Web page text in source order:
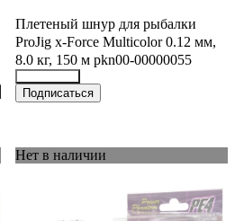
Плетеный шнур для рыбалки
ProJig x-Force Multicolor 0.12 мм,
8.0 кг, 150 м pkn00-00000055
31668711
Подписаться
Нет в наличии